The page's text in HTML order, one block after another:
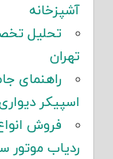
آشپزخانه
تحلیل
تهران
راهنمای
اسپیکر
فروش
ردیاب